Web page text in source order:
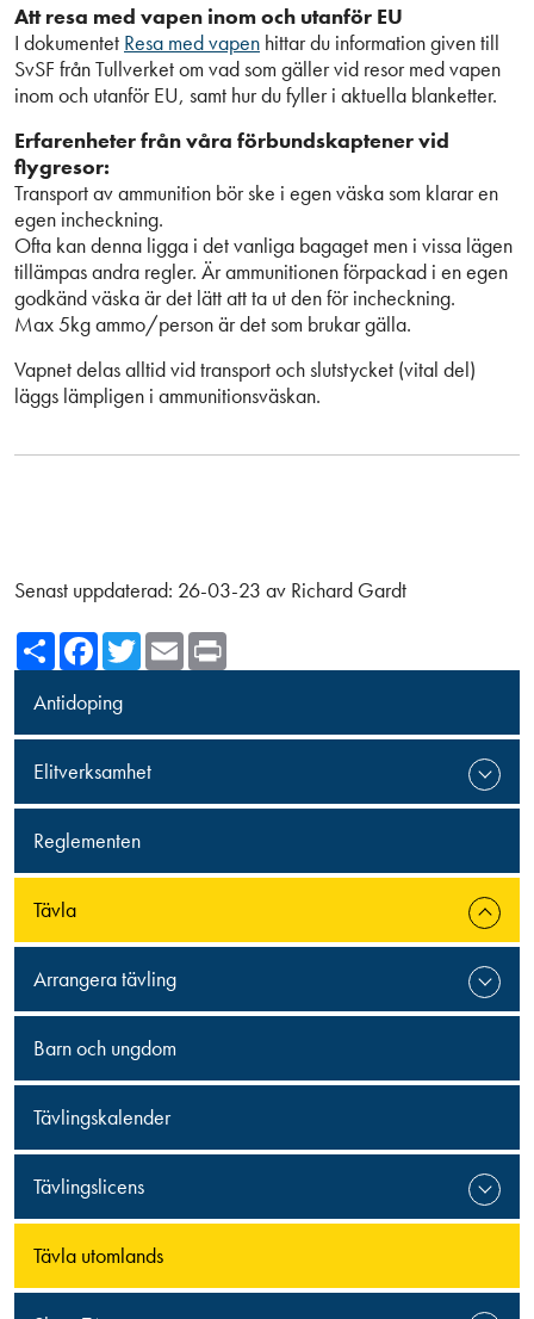
Antidoping
Elitverksamhet
Reglementen
Tävla
Arrangera tävling
Barn och ungdom
Tävlingskalender
Tävlingslicens
Tävla utomlands
Att resa med vapen inom och utanför EU
I dokumentet Resa med vapen hittar du information given till
SvSF från Tullverket om vad som gäller vid resor med vapen
inom och utanför EU, samt hur du fyller i aktuella blanketter.
Erfarenheter från våra förbundskaptener vid
flygresor:
Transport av ammunition bör ske i egen väska som klarar en
egen incheckning.
Ofta kan denna ligga i det vanliga bagaget men i vissa lägen
tillämpas andra regler. Är ammunitionen förpackad i en egen
godkänd väska är det lätt att ta ut den för incheckning.
Max 5kg ammo/person är det som brukar gälla.
Vapnet delas alltid vid transport och slutstycket (vital del)
läggs lämpligen i ammunitionsväskan.
Senast uppdaterad: 26-03-23 av Richard Gardt
ShareFacebook
TwitterEmail